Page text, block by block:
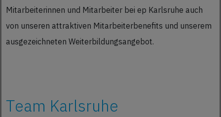
Mitarbeiterinnen und Mitarbeiter bei ep Karlsruhe auch
von unseren attraktiven Mitarbeiterbenefits und unserem
ausgezeichneten Weiterbildungsangebot.
Team Karlsruhe